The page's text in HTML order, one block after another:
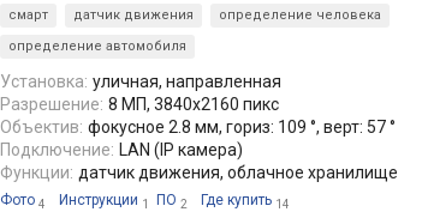
смарт
датчик движения
определение человека
определение автомобиля
Установка: уличная, направленная
Разрешение: 8 МП, 3840x2160 пикс
Объектив: фокусное 2.8 мм, гориз: 109 °, верт: 57 °
Подключение: LAN (IP камера)
Функции: датчик движения, облачное хранилище
Фото 4 Инструкции 1 ПО 2 Где купить 14